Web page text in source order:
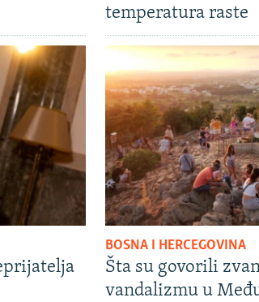
temperatura raste
BOSNA I HERCEGOVINA
Šta su govorili
vandalizmu u